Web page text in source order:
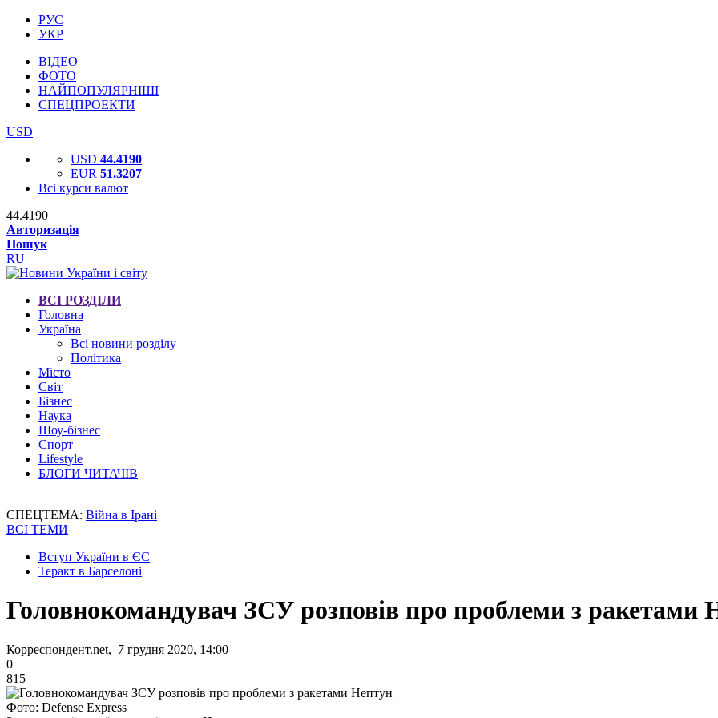
РУС
УКР
ВІДЕО
ФОТО
НАЙПОПУЛЯРНІШІ
СПЕЦПРОЕКТИ
USD
USD 44.4190
EUR 51.3207
Всі курси валют
44.4190
Авторизація
Пошук
RU
ВСІ РОЗДІЛИ
Головна
Україна
Всі новини розділу
Політика
Місто
Світ
Бізнес
Наука
Шоу-бізнес
Спорт
Lifestyle
БЛОГИ ЧИТАЧІВ
СПЕЦТЕМА: Війна в Ірані
ВСІ ТЕМИ
Вступ України в ЄС
Теракт в Барселоні
Головнокомандувач ЗСУ розповів про проблеми з ракетами
Корреспондент.net, 7 грудня 2020, 14:00
0
815
Фото: Defense Express